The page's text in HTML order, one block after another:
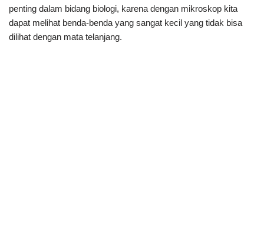
penting dalam bidang biologi, karena dengan mikroskop kita
dapat melihat benda-benda yang sangat kecil yang tidak bisa
dilihat dengan mata telanjang.